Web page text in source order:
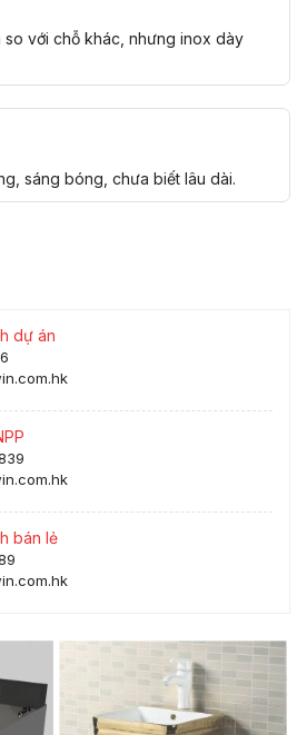
so với chỗ khác, nhưng inox dày
sáng bóng, chưa biết lâu dài.
dự án
bán lẻ